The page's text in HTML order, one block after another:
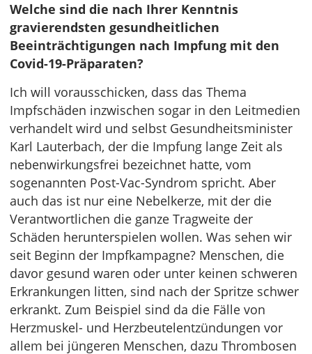
Welche sind die nach Ihrer Kenntnis
gravierendsten gesundheitlichen
Beeinträchtigungen nach Impfung mit den
Covid-19-Präparaten?
Ich will vorausschicken, dass das Thema
Impfschäden inzwischen sogar in den Leitmedien
verhandelt wird und selbst Gesundheitsminister
Karl Lauterbach, der die Impfung lange Zeit als
nebenwirkungsfrei bezeichnet hatte, vom
sogenannten Post-Vac-Syndrom spricht. Aber
auch das ist nur eine Nebelkerze, mit der die
Verantwortlichen die ganze Tragweite der
Schäden herunterspielen wollen. Was sehen wir
seit Beginn der Impfkampagne? Menschen, die
davor gesund waren oder unter keinen schweren
Erkrankungen litten, sind nach der Spritze schwer
erkrankt. Zum Beispiel sind da die Fälle von
Herzmuskel- und Herzbeutelentzündungen vor
allem bei jüngeren Menschen, dazu Thrombosen